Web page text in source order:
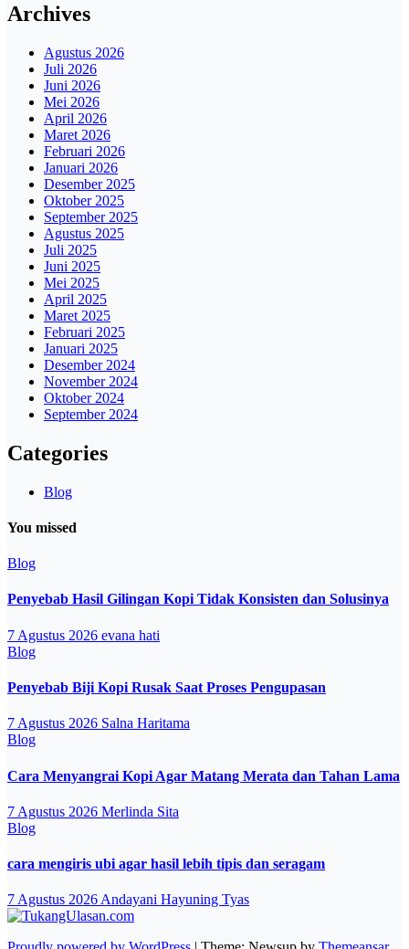
Archives
Agustus 2026
Juli 2026
Juni 2026
Mei 2026
April 2026
Maret 2026
Februari 2026
Januari 2026
Desember 2025
Oktober 2025
September 2025
Agustus 2025
Juli 2025
Juni 2025
Mei 2025
April 2025
Maret 2025
Februari 2025
Januari 2025
Desember 2024
November 2024
Oktober 2024
September 2024
Categories
Blog
You missed
Blog
Penyebab Hasil Gilingan Kopi Tidak Konsisten dan Solusinya
7 Agustus 2026 evana hati
Blog
Penyebab Biji Kopi Rusak Saat Proses Pengupasan
7 Agustus 2026 Salna Haritama
Blog
Cara Menyangrai Kopi Agar Matang Merata dan Tahan Lama
7 Agustus 2026 Merlinda Sita
Blog
cara mengiris ubi agar hasil lebih tipis dan seragam
7 Agustus 2026 Andayani Hayuning Tyas